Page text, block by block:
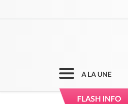
A LA UNE
FLASH INFO